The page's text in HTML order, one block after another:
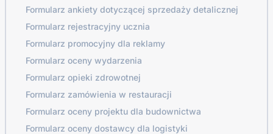
Formularz ankiety dotyczącej sprzedaży detalicznej
Formularz rejestracyjny ucznia
Formularz promocyjny dla reklamy
Formularz oceny wydarzenia
Formularz opieki zdrowotnej
Formularz zamówienia w restauracji
Formularz oceny projektu dla budownictwa
Formularz oceny dostawcy dla logistyki